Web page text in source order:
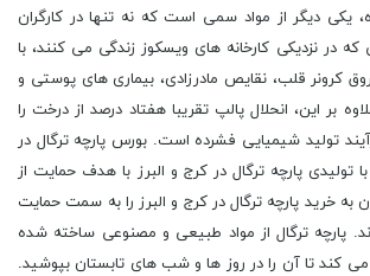
یکی دیگر از مواد سمی است که نه تنها در کارگران
در نزدیکی کارخانه های ویسکوز زندگی می کنند، با
کرونر قلب، نقایص مادرزادی، بیماری های پوستی و
بر این، انحلال پالپ تقریبا هفتاد درصد از درخت را
تولید شیمیایی فشرده است. بورس پارچه ترگال در
تولیدی پارچه ترگال در کرج و البرز با هدف حمایت از
به خرید پارچه ترگال در کرج و البرز را به سمت حمایت
پارچه ترگال از مواد طبیعی و مصنوعی ساخته شده
کند تا آن را در روز ها و شب های تابستان بپوشید.